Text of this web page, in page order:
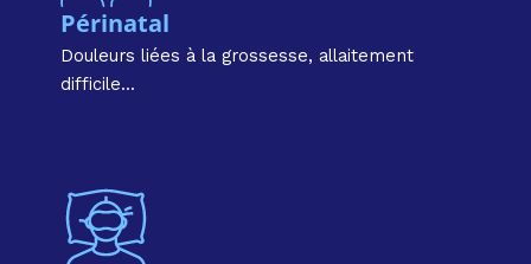
Périnatal
Douleurs liées à la grossesse, allaitement
difficile...